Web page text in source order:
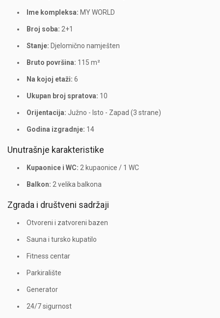
Ime kompleksa: MY WORLD
Broj soba: 2+1
Stanje: Djelomično namješten
Bruto površina: 115 m²
Na kojoj etaži: 6
Ukupan broj spratova: 10
Orijentacija: Južno - Isto - Zapad (3 strane)
Godina izgradnje: 14
Unutrašnje karakteristike
Kupaonice i WC: 2 kupaonice / 1 WC
Balkon: 2 velika balkona
Zgrada i društveni sadržaji
Otvoreni i zatvoreni bazen
Sauna i tursko kupatilo
Fitness centar
Parkiralište
Generator
24/7 sigurnost